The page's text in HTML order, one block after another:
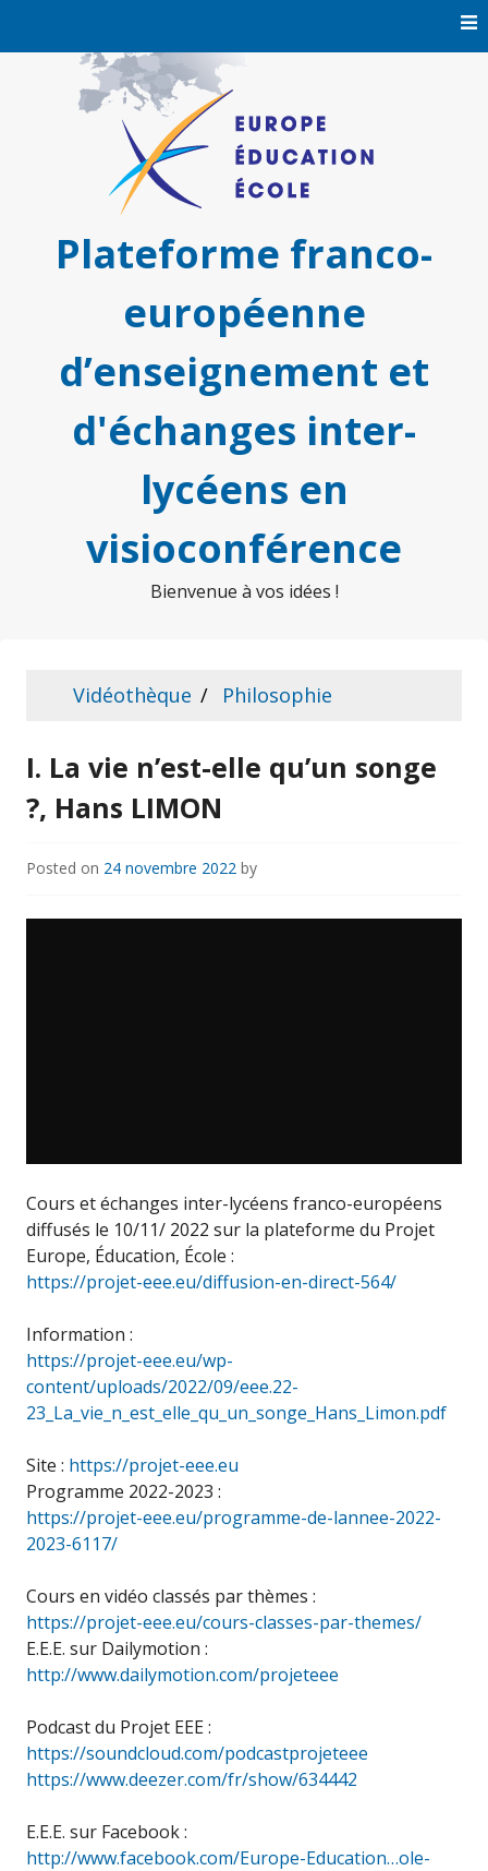
Plateforme franco-
européenne
d’enseignement et
d'échanges inter-
lycéens en
visioconférence
Bienvenue à vos idées !
Vidéothèque Philosophie
I. La vie n’est-elle qu’un songe
?, Hans LIMON
Posted on 24 novembre 2022 by
Cours et échanges inter-lycéens franco-européens
diffusés le 10/11/ 2022 sur la plateforme du Projet
Europe, Éducation, École :
https://projet-eee.eu/diffusion-en-direct-564/
Information :
https://projet-eee.eu/wp-
content/uploads/2022/09/eee.22-
23_La_vie_n_est_elle_qu_un_songe_Hans_Limon.pdf
Site : https://projet-eee.eu
Programme 2022-2023 :
https://projet-eee.eu/programme-de-lannee-2022-
2023-6117/
Cours en vidéo classés par thèmes :
https://projet-eee.eu/cours-classes-par-themes/
E.E.E. sur Dailymotion :
http://www.dailymotion.com/projeteee
Podcast du Projet EEE :
https://soundcloud.com/podcastprojeteee
https://www.deezer.com/fr/show/634442
E.E.E. sur Facebook :
http://www.facebook.com/Europe-Education…ole-